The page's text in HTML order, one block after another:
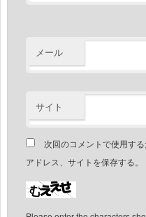
メール
サイト
次回のコメントで使用す
アドレス、サイトを保存する。